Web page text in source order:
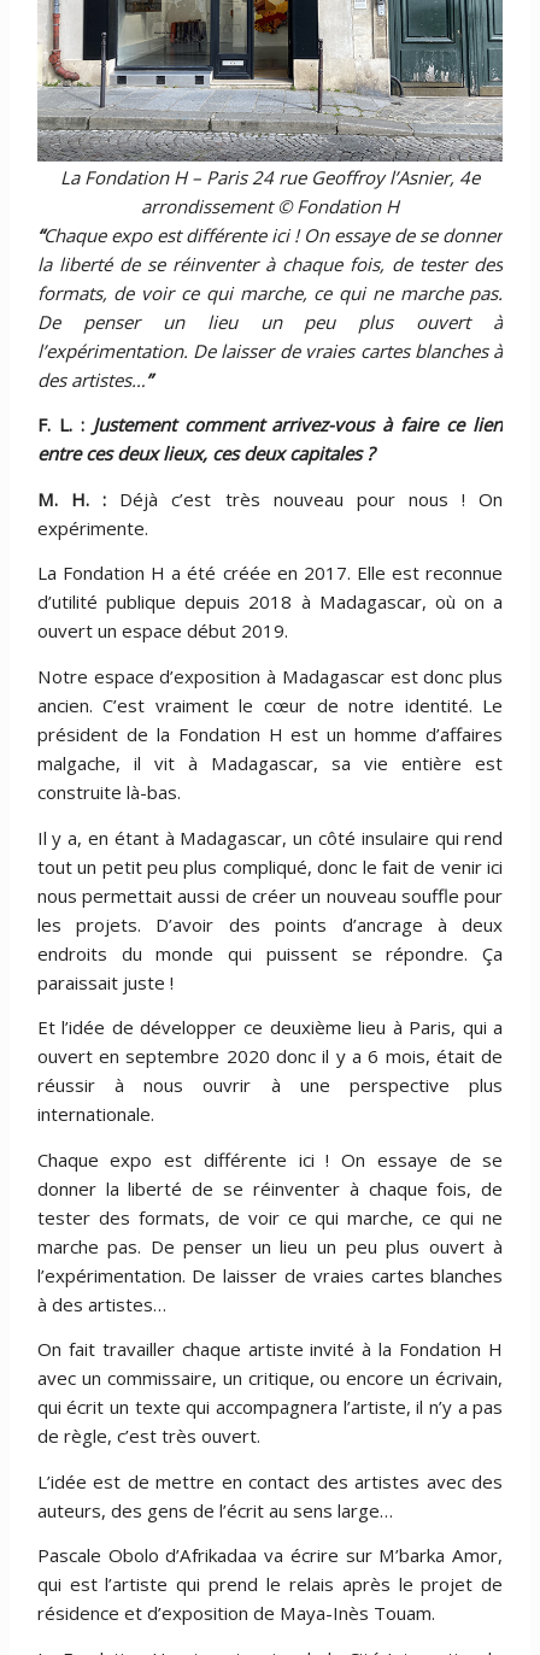
La Fondation H – Paris 24 rue Geoffroy l’Asnier, 4e
arrondissement © Fondation H
“Chaque expo est différente ici ! On essaye de se donner
la liberté de se réinventer à chaque fois, de tester des
formats, de voir ce qui marche, ce qui ne marche pas.
De penser un lieu un peu plus ouvert à
l’expérimentation. De laisser de vraies cartes blanches à
des artistes…”
F. L. : Justement comment arrivez-vous à faire ce lien
entre ces deux lieux, ces deux capitales ?
M. H. : Déjà c’est très nouveau pour nous ! On
expérimente.
La Fondation H a été créée en 2017. Elle est reconnue
d’utilité publique depuis 2018 à Madagascar, où on a
ouvert un espace début 2019.
Notre espace d’exposition à Madagascar est donc plus
ancien. C’est vraiment le cœur de notre identité. Le
président de la Fondation H est un homme d’affaires
malgache, il vit à Madagascar, sa vie entière est
construite là-bas.
Il y a, en étant à Madagascar, un côté insulaire qui rend
tout un petit peu plus compliqué, donc le fait de venir ici
nous permettait aussi de créer un nouveau souffle pour
les projets. D’avoir des points d’ancrage à deux
endroits du monde qui puissent se répondre. Ça
paraissait juste !
Et l’idée de développer ce deuxième lieu à Paris, qui a
ouvert en septembre 2020 donc il y a 6 mois, était de
réussir à nous ouvrir à une perspective plus
internationale.
Chaque expo est différente ici ! On essaye de se
donner la liberté de se réinventer à chaque fois, de
tester des formats, de voir ce qui marche, ce qui ne
marche pas. De penser un lieu un peu plus ouvert à
l’expérimentation. De laisser de vraies cartes blanches
à des artistes…
On fait travailler chaque artiste invité à la Fondation H
avec un commissaire, un critique, ou encore un écrivain,
qui écrit un texte qui accompagnera l’artiste, il n’y a pas
de règle, c’est très ouvert.
L’idée est de mettre en contact des artistes avec des
auteurs, des gens de l’écrit au sens large…
Pascale Obolo d’Afrikadaa va écrire sur M’barka Amor,
qui est l’artiste qui prend le relais après le projet de
résidence et d’exposition de Maya-Inès Touam.